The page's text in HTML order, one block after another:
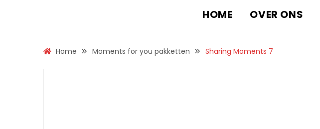
HOME OVER ONS
Home Moments for you pakketten Sharing Moments 7